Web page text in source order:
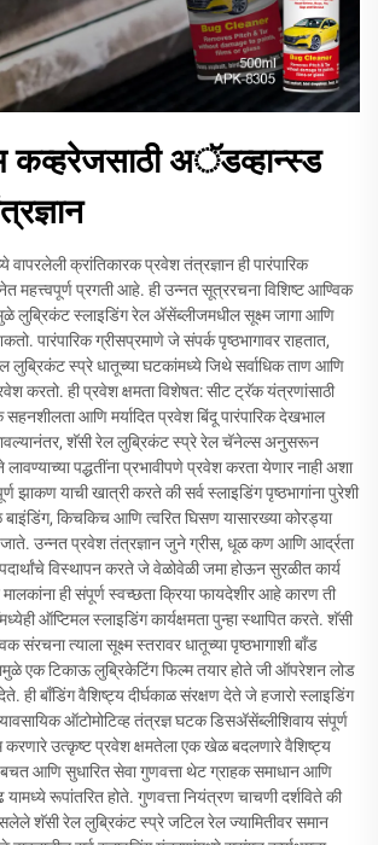
कव्हरेजसाठी अॅडव्हान्स्ड
क्रांतिकारक प्रवेश तंत्रज्ञान ही पारंपारिक
महत्त्वपूर्ण प्रगती आहे. ही उन्नत सूत्ररचना विशिष्ट आण्विक
लुब्रिकंट स्लाइडिंग रेल अ‍ॅसेंब्लीजमधील सूक्ष्म जागा आणि
पारंपारिक ग्रीसप्रमाणे जे संपर्क पृष्ठभागावर राहतात,
लुब्रिकंट स्प्रे धातूच्या घटकांमध्ये जिथे सर्वाधिक ताण आणि
करतो. ही प्रवेश क्षमता विशेषत: सीट ट्रॅक यंत्रणांसाठी
आणि मर्यादित प्रवेश बिंदू पारंपारिक देखभाल
शॅसी रेल लुब्रिकंट स्प्रे रेल चॅनेल्स अनुसरून
लावण्याच्या पद्धतींना प्रभावीपणे प्रवेश करता येणार नाही अशा
झाकण याची खात्री करते की सर्व स्लाइडिंग पृष्ठभागांना पुरेशी
किचकिच आणि त्वरित घिसण यासारख्या कोरड्या
जाते. उन्नत प्रवेश तंत्रज्ञान जुने ग्रीस, धूळ कण आणि आर्द्रता
पदार्थांचे विस्थापन करते जे वेळोवेळी जमा होऊन सुरळीत कार्य
ही संपूर्ण स्वच्छता क्रिया फायदेशीर आहे कारण ती
ऑप्टिमल स्लाइडिंग कार्यक्षमता पुन्हा स्थापित करते. शॅसी
संरचना त्याला सूक्ष्म स्तरावर धातूच्या पृष्ठभागाशी बाँड
एक टिकाऊ लुब्रिकेटिंग फिल्म तयार होते जी ऑपरेशन लोड
ही बाँडिंग वैशिष्ट्य दीर्घकाळ संरक्षण देते जे हजारो स्लाइडिंग
ऑटोमोटिव्ह तंत्रज्ञ घटक डिसअ‍ॅसेंब्लीशिवाय संपूर्ण
करणारे उत्कृष्ट प्रवेश क्षमतेला एक खेळ बदलणारे वैशिष्ट्य
आणि सुधारित सेवा गुणवत्ता थेट ग्राहक समाधान आणि
यामध्ये रूपांतरित होते. गुणवत्ता नियंत्रण चाचणी दर्शविते की
शॅसी रेल लुब्रिकंट स्प्रे जटिल रेल ज्यामितीवर समान